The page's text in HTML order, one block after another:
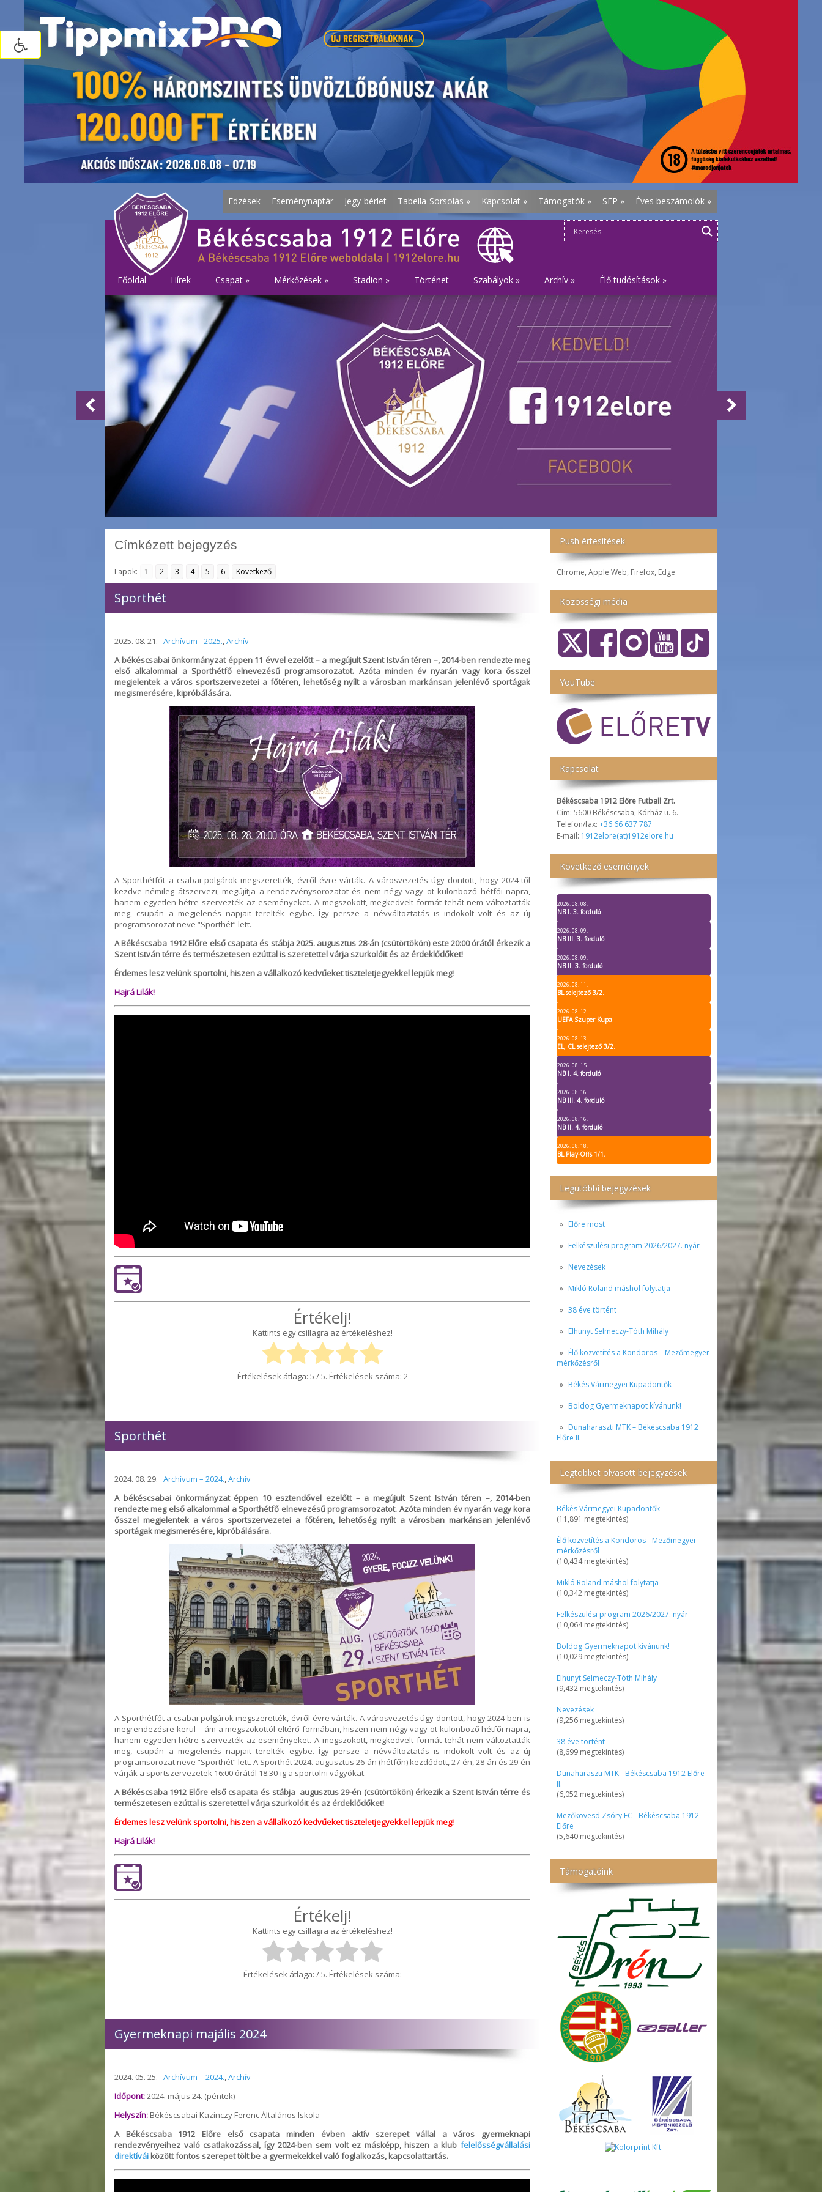
Edzések Eseménynaptár Jegy-bérlet Tabella-Sorsolás » Kapcsolat » Támogatók » SFP » Éves beszámolók »
Főoldal Hírek Csapat » Mérkőzések » Stadion » Történet Szabályok » Archív » Élő tudósítások »
Push értesítések
Chrome, Apple Web, Firefox, Edge
Közösségi média
YouTube
Kapcsolat
Békéscsaba 1912 Előre Futball Zrt.
Cím: 5600 Békéscsaba, Kórház u. 6.
Telefon/fax: +36 66 637 787
E-mail: 1912elore(at)1912elore.hu
Következő események
2026. 08. 08.
NB I. 3. forduló
2026. 08. 09.
NB III. 3. forduló
2026. 08. 09.
NB II. 3. forduló
2026. 08. 11.
BL selejtező 3/2.
2026. 08. 12.
UEFA Szuper Kupa
2026. 08. 13.
EL, CL selejtező 3/2.
2026. 08. 15.
NB I. 4. forduló
2026. 08. 16.
NB III. 4. forduló
2026. 08. 16.
NB II. 4. forduló
2026. 08. 18.
BL Play-Offs 1/1.
Legutóbbi bejegyzések
Előre most
Felkészülési program 2026/2027. nyár
Nevezések
Mikló Roland máshol folytatja
38 éve történt
Elhunyt Selmeczy-Tóth Mihály
Élő közvetítés a Kondoros – Mezőmegyer
mérkőzésről
Békés Vármegyei Kupadöntők
Boldog Gyermeknapot kívánunk!
Dunaharaszti MTK – Békéscsaba 1912
Előre II.
Legtöbbet olvasott bejegyzések
Békés Vármegyei Kupadöntők
(11,891 megtekintés)
Élő közvetítés a Kondoros - Mezőmegyer
mérkőzésről
(10,434 megtekintés)
Mikló Roland máshol folytatja
(10,342 megtekintés)
Felkészülési program 2026/2027. nyár
(10,064 megtekintés)
Boldog Gyermeknapot kívánunk!
(10,029 megtekintés)
Elhunyt Selmeczy-Tóth Mihály
(9,432 megtekintés)
Nevezések
(9,256 megtekintés)
38 éve történt
(8,699 megtekintés)
Dunaharaszti MTK - Békéscsaba 1912 Előre
II.
(6,052 megtekintés)
Mezőkövesd Zsóry FC - Békéscsaba 1912
Előre
(5,640 megtekintés)
Támogatóink
Címkézett bejegyzés
Lapok: 1 2 3 4 5 6 Következő
Sporthét
2025. 08. 21. Archívum - 2025.,Archív
A békéscsabai önkormányzat éppen 11 évvel ezelőtt – a megújult Szent István téren –, 2014-ben rendezte meg
első alkalommal a Sporthétfő elnevezésű programsorozatot. Azóta minden év nyarán vagy kora ősszel
megjelentek a város sportszervezetei a főtéren, lehetőség nyílt a városban markánsan jelenlévő sportágak
megismerésére, kipróbálására.
A Sporthétfőt a csabai polgárok megszerették, évről évre várták. A városvezetés úgy döntött, hogy 2024-től
kezdve némileg átszervezi, megújítja a rendezvénysorozatot és nem négy vagy öt különböző hétfői napra,
hanem egyetlen hétre szervezték az eseményeket. A megszokott, megkedvelt formát tehát nem változtatták
meg, csupán a megjelenés napjait terelték egybe. Így persze a névváltoztatás is indokolt volt és az új
programsorozat neve “Sporthét” lett.
A Békéscsaba 1912 Előre első csapata és stábja 2025. augusztus 28-án (csütörtökön) este 20:00 órától érkezik a
Szent István térre és természetesen ezúttal is szeretettel várja szurkolóit és az érdeklődőket!
Érdemes lesz velünk sportolni, hiszen a vállalkozó kedvűeket tiszteletjegyekkel lepjük meg!
Hajrá Lilák!
Értékelj!
Kattints egy csillagra az értékeléshez!
Értékelések átlaga: 5 / 5. Értékelések száma: 2
Sporthét
2024. 08. 29. Archívum – 2024.,Archív
A békéscsabai önkormányzat éppen 10 esztendővel ezelőtt – a megújult Szent István téren –, 2014-ben
rendezte meg első alkalommal a Sporthétfő elnevezésű programsorozatot. Azóta minden év nyarán vagy kora
ősszel megjelentek a város sportszervezetei a főtéren, lehetőség nyílt a városban markánsan jelenlévő
sportágak megismerésére, kipróbálására.
A Sporthétfőt a csabai polgárok megszerették, évről évre várták. A városvezetés úgy döntött, hogy 2024-ben is
megrendezésre kerül – ám a megszokottól eltérő formában, hiszen nem négy vagy öt különböző hétfői napra,
hanem egyetlen hétre szervezték az eseményeket. A megszokott, megkedvelt formát tehát nem változtatták
meg, csupán a megjelenés napjait terelték egybe. Így persze a névváltoztatás is indokolt volt és az új
programsorozat neve “Sporthét” lett. A Sporthét 2024. augusztus 26-án (hétfőn) kezdődött, 27-én, 28-án és 29-én
várják a sportszervezetek 16:00 órától 18.30-ig a sportolni vágyókat.
A Békéscsaba 1912 Előre első csapata és stábja augusztus 29-én (csütörtökön) érkezik a Szent István térre és
természetesen ezúttal is szeretettel várja szurkolóit és az érdeklődőket!
Érdemes lesz velünk sportolni, hiszen a vállalkozó kedvűeket tiszteletjegyekkel lepjük meg!
Hajrá Lilák!
Értékelj!
Kattints egy csillagra az értékeléshez!
Értékelések átlaga: / 5. Értékelések száma:
Gyermeknapi majális 2024
2024. 05. 25. Archívum – 2024.,Archív
Időpont:2024. május 24. (péntek)
Helyszín: Békéscsabai Kazinczy Ferenc Általános Iskola
A Békéscsaba 1912 Előre első csapata minden évben aktív szerepet vállal a város gyermeknapi
rendezvényeihez való csatlakozással, így 2024-ben sem volt ez másképp, hiszen a klub felelősségvállalási
direktívái között fontos szerepet tölt be a gyermekekkel való foglalkozás, kapcsolattartás.